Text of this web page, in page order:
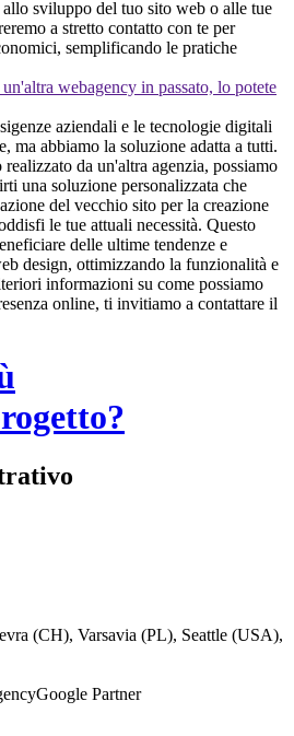
allo sviluppo del tuo sito web o alle tue
a stretto contatto con te per
semplificando le pratiche
webagency in passato, lo potete
aziendali e le tecnologie digitali
ma abbiamo la soluzione adatta a tutti.
da un'altra agenzia, possiamo
una soluzione personalizzata che
del vecchio sito per la creazione
le tue attuali necessità. Questo
delle ultime tendenze e
design, ottimizzando la funzionalità e
informazioni su come possiamo
online, ti invitiamo a contattare il
(CH), Varsavia (PL), Seattle (USA),